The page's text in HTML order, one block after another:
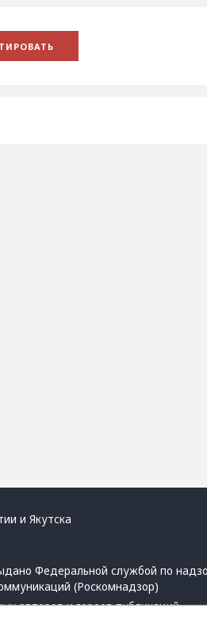
и Якутска
Федеральной службой по
(Роскомнадзор)
авторов и героев публикаций.